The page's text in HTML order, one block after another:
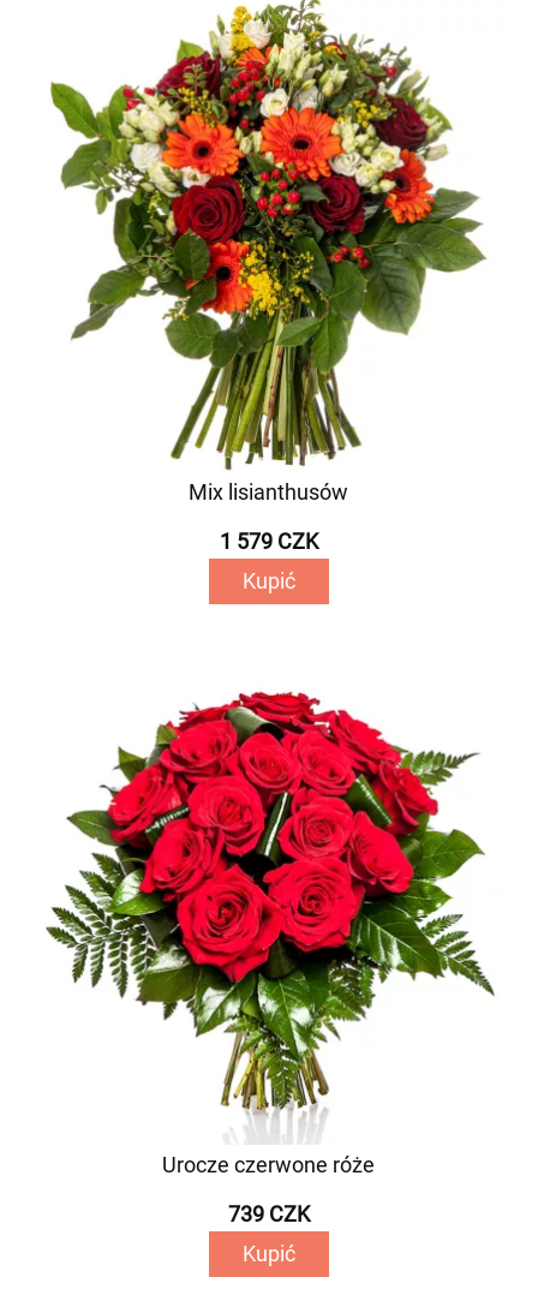
Mix lisianthusów
1 579 CZK
Kupić
Urocze czerwone róże
739 CZK
Kupić